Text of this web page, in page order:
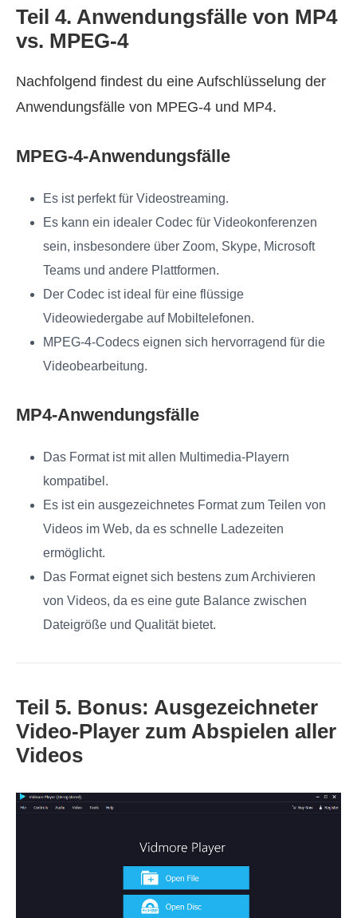
Teil 4. Anwendungsfälle von MP4
vs. MPEG-4
Nachfolgend findest du eine Aufschlüsselung der
Anwendungsfälle von MPEG-4 und MP4.
MPEG-4-Anwendungsfälle
Es ist perfekt für Videostreaming.
Es kann ein idealer Codec für Videokonferenzen
sein, insbesondere über Zoom, Skype, Microsoft
Teams und andere Plattformen.
Der Codec ist ideal für eine flüssige
Videowiedergabe auf Mobiltelefonen.
MPEG-4-Codecs eignen sich hervorragend für die
Videobearbeitung.
MP4‑Anwendungsfälle
Das Format ist mit allen Multimedia-Playern
kompatibel.
Es ist ein ausgezeichnetes Format zum Teilen von
Videos im Web, da es schnelle Ladezeiten
ermöglicht.
Das Format eignet sich bestens zum Archivieren
von Videos, da es eine gute Balance zwischen
Dateigröße und Qualität bietet.
Teil 5. Bonus: Ausgezeichneter
Video-Player zum Abspielen aller
Videos